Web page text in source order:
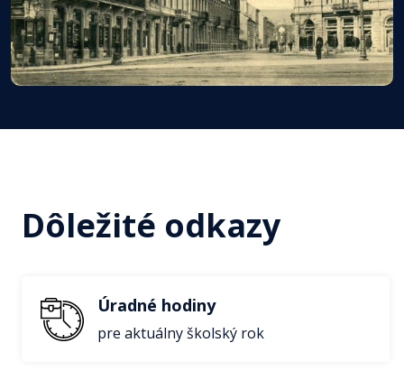
Dôležité odkazy
Úradné hodiny
pre aktuálny školský rok